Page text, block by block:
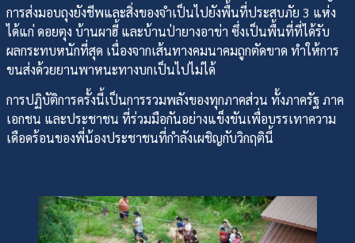
การส่งมอบถุงยังชีพและสิ่งของจำเป็นไปยังพื้นที่ประสบภัย 3 แห่ง
ได้แก่ ดอยตุง บ้านผาฮี้ และบ้านป่ายางอาข่า ซึ่งเป็นพื้นที่ที่ได้รับ
ผลกระทบหนักที่สุด เนื่องจากเส้นทางคมนาคมถูกตัดขาด ทำให้การ
ขนส่งด้วยยานพาหนะทางบกเป็นไปไม่ได้
การปฏิบัติการครั้งนี้เป็นการรวมพลังของทุกภาคส่วน ทั้งภาครัฐ ภาค
เอกชน และประชาชน ที่ร่วมมือกันอย่างแข็งขันเพื่อบรรเทาความ
เดือดร้อนของพี่น้องประชาชนที่กำลังเผชิญกับวิกฤตินี้